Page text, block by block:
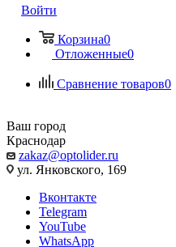
Войти
Корзина0
Отложенные0
Сравнение товаров0
Ваш город
Краснодар
zakaz@optolider.ru
ул. Янковского, 169
Вконтакте
Telegram
YouTube
WhatsApp